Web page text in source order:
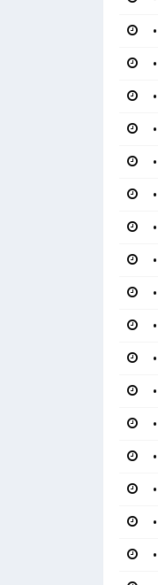
•
•
•
•
•
•
•
•
•
•
•
•
•
•
•
•
•